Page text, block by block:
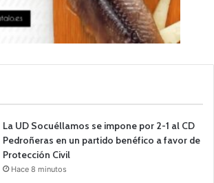
La UD Socuéllamos se impone por 2-1 al CD
Pedroñeras en un partido benéfico a favor de
Protección Civil
Hace 8 minutos